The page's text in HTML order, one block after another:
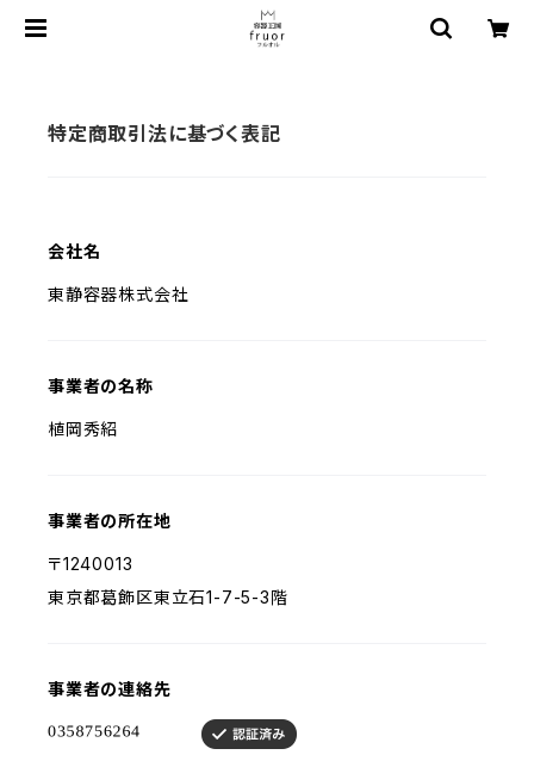
特定商取引法に基づく表記
会社名
東静容器株式会社
事業者の名称
植岡秀紹
事業者の所在地
〒1240013
東京都葛飾区東立石1-7-5-3階
事業者の連絡先